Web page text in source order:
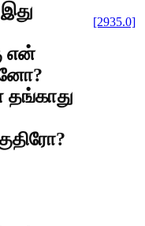
என்
[2935.0]